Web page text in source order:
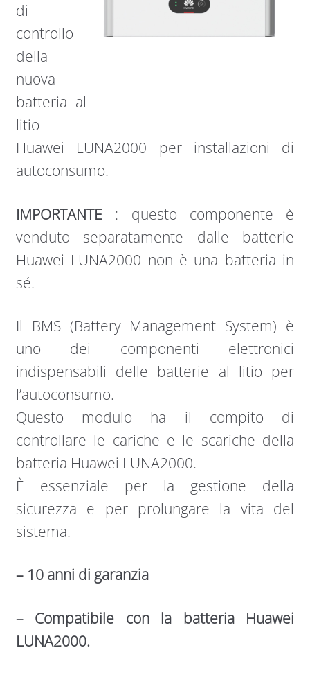
di
controllo
della
nuova
batteria al
litio
Huawei LUNA2000 per installazioni di
autoconsumo.
IMPORTANTE: questo componente è
venduto separatamente dalle batterie
Huawei LUNA2000 non è una batteria in
sé.
Il BMS (Battery Management System) è
uno dei componenti elettronici
indispensabili delle batterie al litio per
l’autoconsumo.
Questo modulo ha il compito di
controllare le cariche e le scariche della
batteria Huawei LUNA2000.
È essenziale per la gestione della
sicurezza e per prolungare la vita del
sistema.
– 10 anni di garanzia
– Compatibile con la batteria Huawei
LUNA2000.